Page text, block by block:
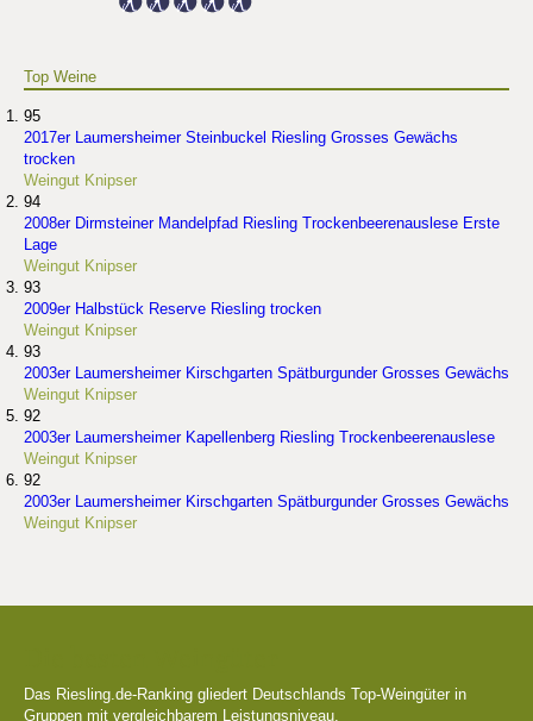
Top Weine
95
2017er Laumersheimer Steinbuckel Riesling Grosses Gewächs
trocken
Weingut Knipser
94
2008er Dirmsteiner Mandelpfad Riesling Trockenbeerenauslese Erste
Lage
Weingut Knipser
93
2009er Halbstück Reserve Riesling trocken
Weingut Knipser
93
2003er Laumersheimer Kirschgarten Spätburgunder Grosses Gewächs
Weingut Knipser
92
2003er Laumersheimer Kapellenberg Riesling Trockenbeerenauslese
Weingut Knipser
92
2003er Laumersheimer Kirschgarten Spätburgunder Grosses Gewächs
Weingut Knipser
Das Riesling.de-Ranking gliedert Deutschlands Top-Weingüter in
Gruppen mit vergleichbarem Leistungsniveau.